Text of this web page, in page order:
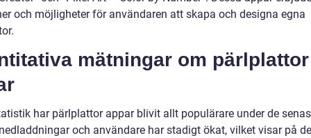
och möjligheter för användaren att skapa och designa egna
mätningar om pärlplattor
har pärlplattor appar blivit allt populärare under de
och användare har stadigt ökat, vilket visar på